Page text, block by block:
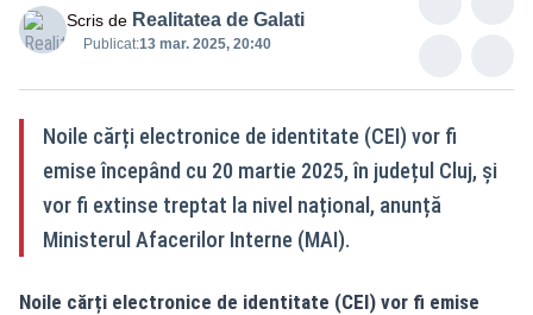
Scris de Realitatea de Galati
Publicat:13 mar. 2025, 20:40
Noile cărți electronice de identitate (CEI) vor fi
emise începând cu 20 martie 2025, în județul Cluj, și
vor fi extinse treptat la nivel național, anunță
Ministerul Afacerilor Interne (MAI).
Noile cărți electronice de identitate (CEI) vor fi emise